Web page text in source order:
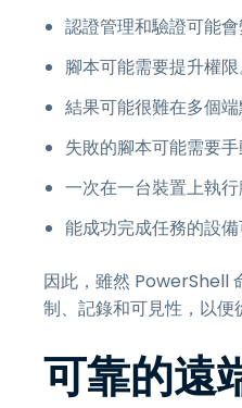
認證管理和驗證可能會
腳本可能需要提升權限
結果可能很難在多個端
失敗的腳本可能需要
一次在一台裝置上執行
能成功完成任務的設備
因此，雖然 PowerShell
制、記錄和可見性，以便
可靠的遠